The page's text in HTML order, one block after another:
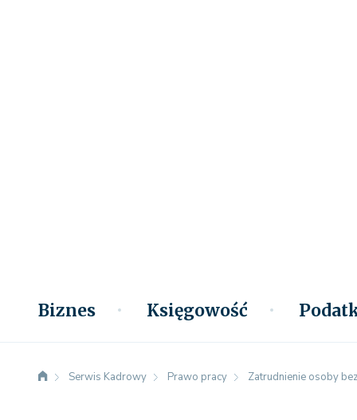
Biznes Księgowość
Serwis Kadrowy Prawo pracy Zatrudnienie osoby